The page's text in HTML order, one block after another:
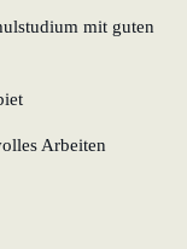
mit guten
Arbeiten